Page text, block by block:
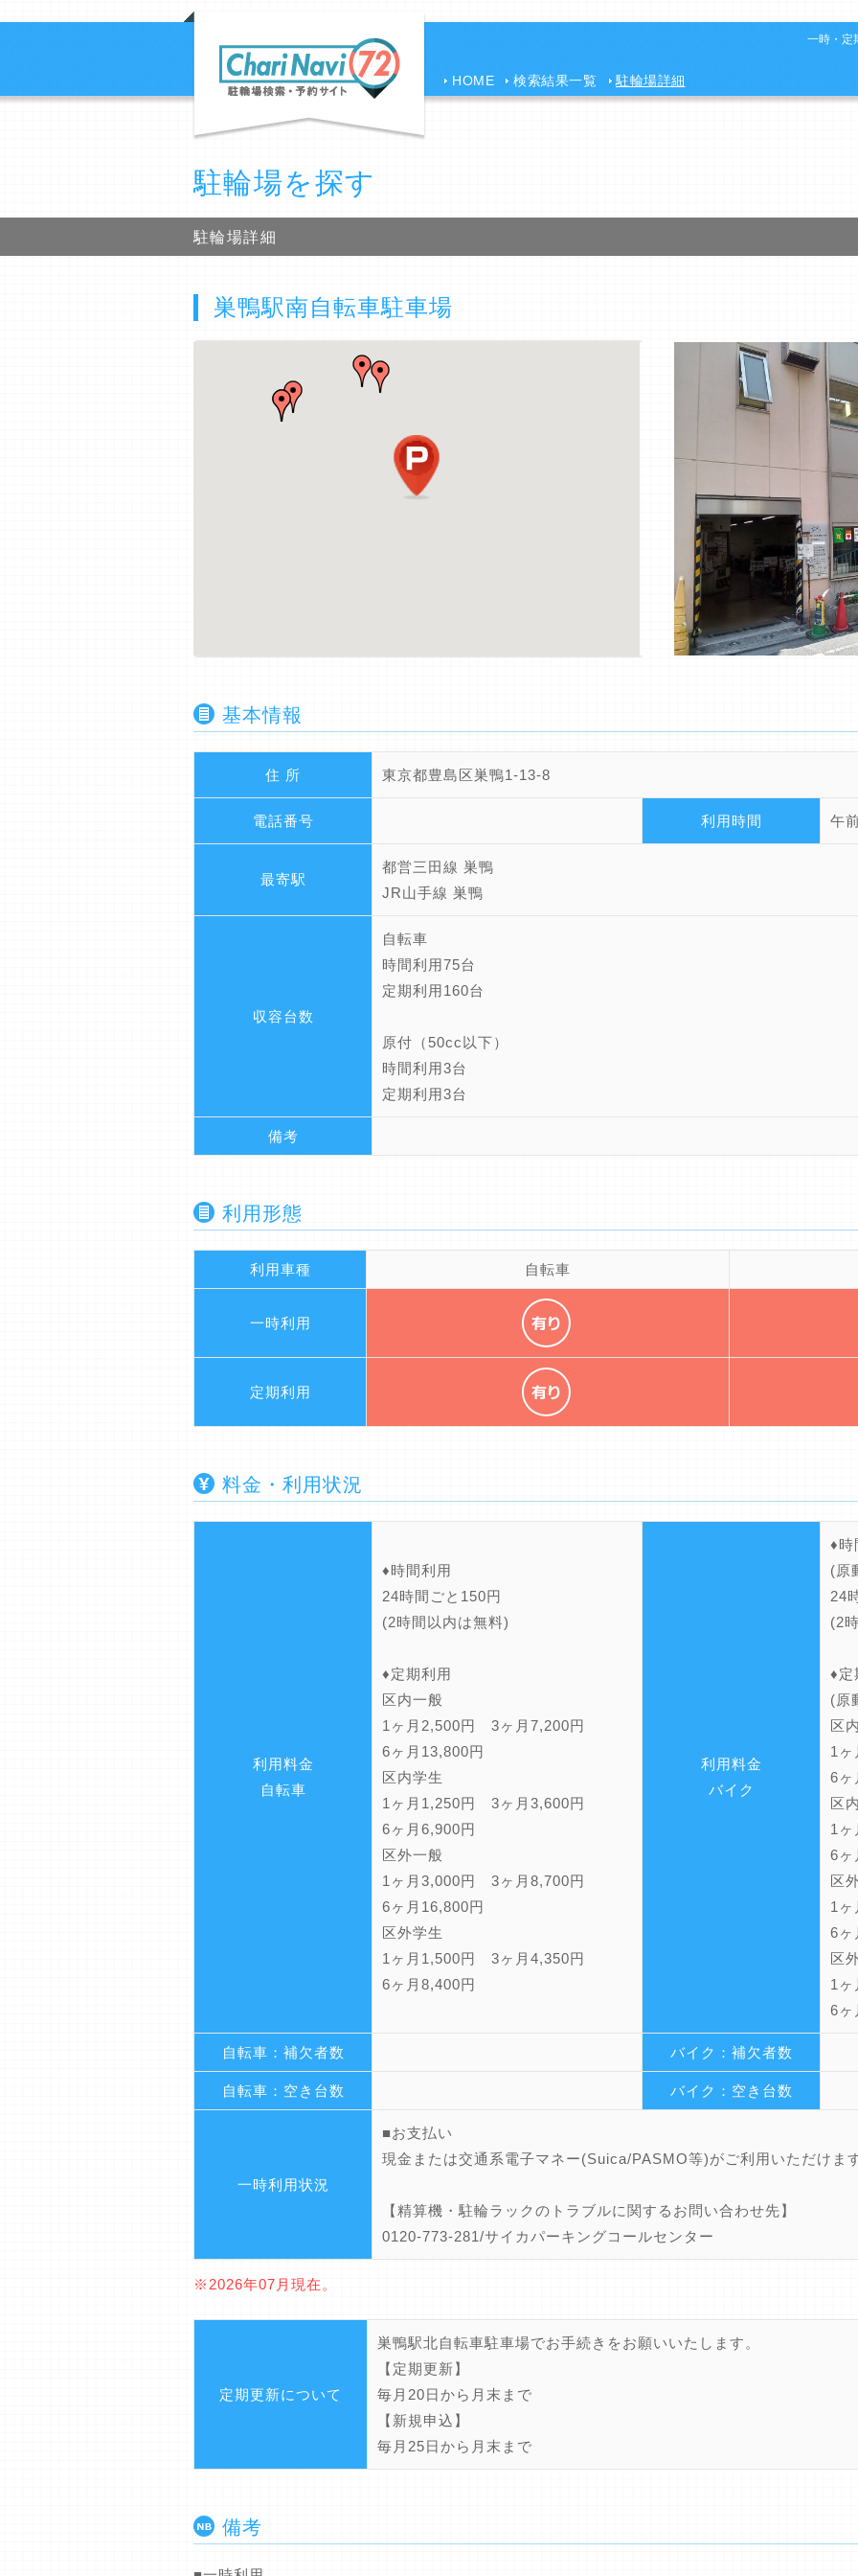
一時・定
HOME 検索結果一覧 駐輪場詳細
駐輪場を探す
駐輪場詳細
巣鴨駅南自転車駐車場
基本情報
住 所 東京都豊島区巣鴨1-13-8
電話番号 利用時間 午
最寄駅
都営三田線 巣鴨
JR山手線 巣鴨
収容台数
自転車
時間利用75台
定期利用160台
原付（50cc以下）
時間利用3台
定期利用3台
備考
利用形態
利用車種 自転車
一時利用
定期利用
料金・利用状況
利用料金
自転車
♦時間利用
24時間ごと150円
(2時間以内は無料)
♦定期利用
区内一般
1ヶ月2,500円 3ヶ月7,200円
6ヶ月13,800円
区内学生
1ヶ月1,250円 3ヶ月3,600円
6ヶ月6,900円
区外一般
1ヶ月3,000円 3ヶ月8,700円
6ヶ月16,800円
区外学生
1ヶ月1,500円 3ヶ月4,350円
6ヶ月8,400円
利用料金
バイク
♦時
(原
24
(2
♦定
(原
区
1
6
区
1
6ヶ
区
1
6
区
1
6ヶ
自転車：補欠者数 バイク：補欠者数
自転車：空き台数 バイク：空き台数
一時利用状況
■お支払い
現金または交通系電子マネー(Suica/PASMO等)がご利用いただけま
【精算機・駐輪ラックのトラブルに関するお問い合わせ先】
0120-773-281/サイカパーキングコールセンター
※2026年07月現在。
定期更新について
巣鴨駅北自転車駐車場でお手続きをお願いいたします。
【定期更新】
毎月20日から月末まで
【新規申込】
毎月25日から月末まで
備考